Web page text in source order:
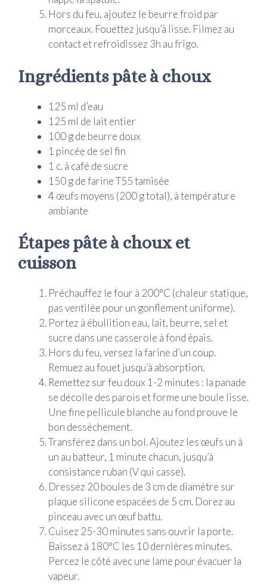
Hors du feu, ajoutez le beurre froid par
morceaux. Fouettez jusqu’à lisse. Filmez au
contact et refroidissez 3h au frigo.
Ingrédients pâte à choux
125 ml d’eau
125 ml de lait entier
100 g de beurre doux
1 pincée de sel fin
1 c. à café de sucre
150 g de farine T55 tamisée
4 œufs moyens (200 g total), à température
ambiante
Étapes pâte à choux et
cuisson
Préchauffez le four à 200°C (chaleur statique,
pas ventilée pour un gonflement uniforme).
Portez à ébullition eau, lait, beurre, sel et
sucre dans une casserole à fond épais.
Hors du feu, versez la farine d’un coup.
Remuez au fouet jusqu’à absorption.
Remettez sur feu doux 1-2 minutes : la panade
se décolle des parois et forme une boule lisse.
Une fine pellicule blanche au fond prouve le
bon dessèchement.
Transférez dans un bol. Ajoutez les œufs un à
un au batteur, 1 minute chacun, jusqu’à
consistance ruban (V qui casse).
Dressez 20 boules de 3 cm de diamètre sur
plaque silicone espacées de 5 cm. Dorez au
pinceau avec un œuf battu.
Cuisez 25-30 minutes sans ouvrir la porte.
Baissez à 180°C les 10 dernières minutes.
Percez le côté avec une lame pour évacuer la
vapeur.